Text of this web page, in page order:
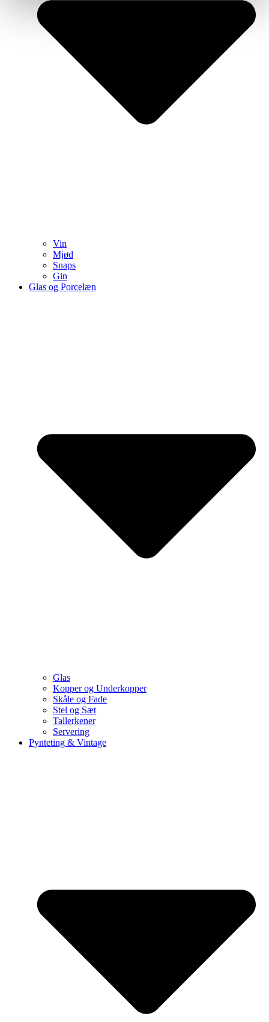
Vin
Mjød
Snaps
Gin
Glas og Porcelæn
Glas
Kopper og Underkopper
Skåle og Fade
Stel og Sæt
Tallerkener
Servering
Pynteting & Vintage